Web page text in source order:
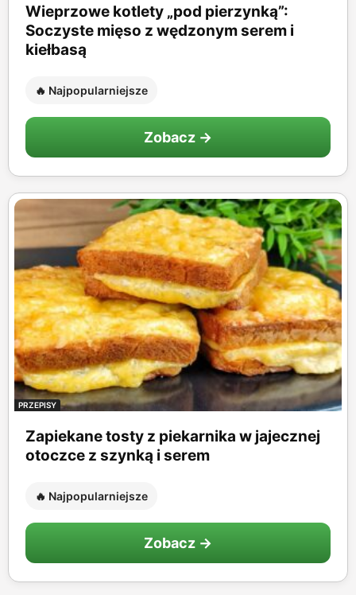
Wieprzowe kotlety „pod pierzynką”:
Soczyste mięso z wędzonym serem i
kiełbasą
🔥 Najpopularniejsze
Zobacz →
PRZEPISY
Zapiekane tosty z piekarnika w jajecznej
otoczce z szynką i serem
🔥 Najpopularniejsze
Zobacz →